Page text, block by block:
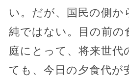
い。だが、国民の側か
純ではない。目の前の
庭にとって、将来世代
ても、今日の夕食代が